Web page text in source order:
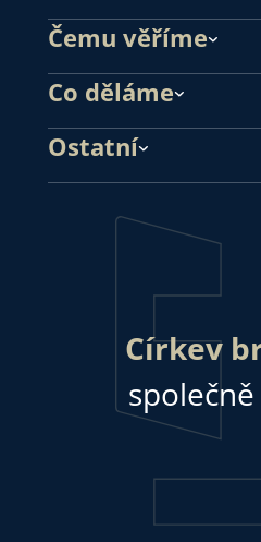
Čemu věříme
Co děláme
Ostatní
Církev